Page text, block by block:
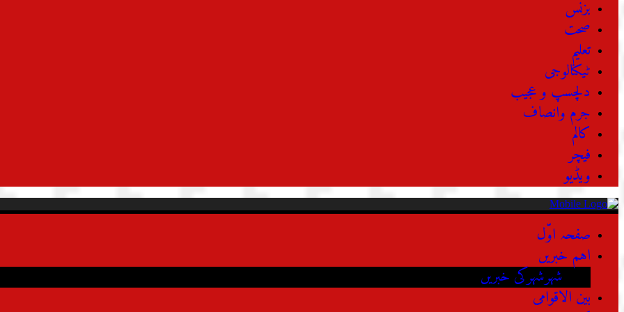
بزنس
صحت
تعلیم
ٹیکنالوجی
دلچسپ و عجیب
جرم وانصاف
کالم
فیچر
ویڈیو
صفحہ اوّل
اہم خبریں
شہرشہرکی خبریں
بین الاقوامی